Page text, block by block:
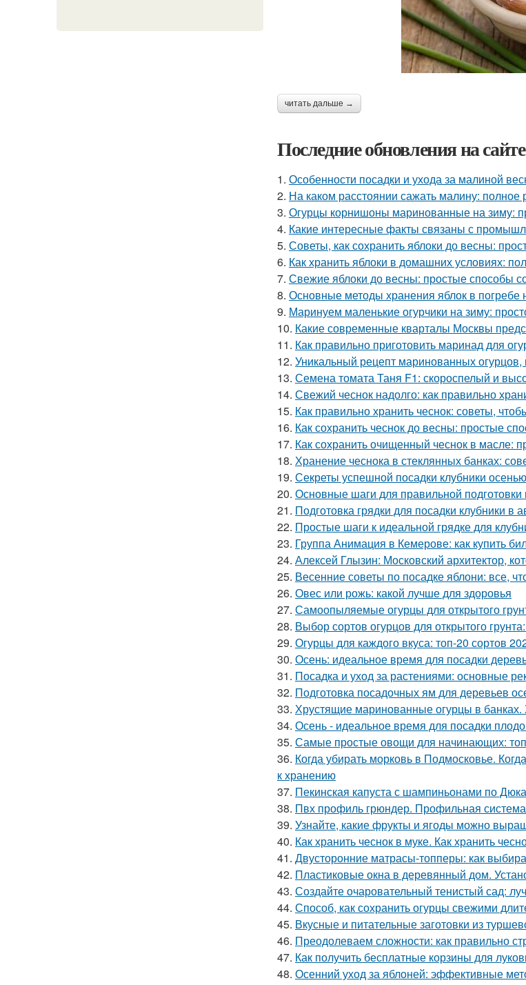
читать дальше →
Последние обновления на
1. Особенности посадки и ухода за малиной
2. На каком расстоянии сажать малину: полное
3. Огурцы корнишоны маринованные на зиму:
4. Какие интересные факты связаны с
5. Советы, как сохранить яблоки до весны:
6. Как хранить яблоки в домашних условиях:
7. Свежие яблоки до весны: простые способы
8. Основные методы хранения яблок в погребе
9. Маринуем маленькие огурчики на зиму:
10. Какие современные кварталы Москвы
11. Как правильно приготовить маринад для
12. Уникальный рецепт маринованных
13. Семена томата Таня F1: скороспелый и
14. Свежий чеснок надолго: как правильно
15. Как правильно хранить чеснок: советы,
16. Как сохранить чеснок до весны: простые
17. Как сохранить очищенный чеснок в масле:
18. Хранение чеснока в стеклянных банках:
19. Секреты успешной посадки клубники
20. Основные шаги для правильной подготовки
21. Подготовка грядки для посадки клубники в
22. Простые шаги к идеальной грядке для
23. Группа Анимация в Кемерове: как купить
24. Алексей Глызин: Московский архитектор,
25. Весенние советы по посадке яблони: все,
26. Овес или рожь: какой лучше для здоровья
27. Самоопыляемые огурцы для открытого
28. Выбор сортов огурцов для открытого
29. Огурцы для каждого вкуса: топ-20 сортов
30. Осень: идеальное время для посадки
31. Посадка и уход за растениями: основные
32. Подготовка посадочных ям для деревьев
33. Хрустящие маринованные огурцы в
34. Осень - идеальное время для посадки
35. Самые простые овощи для начинающих:
36. Когда убирать морковь в Подмосковье.
к хранению
37. Пекинская капуста с шампиньонами по
38. Пвх профиль грюндер. Профильная
39. Узнайте, какие фрукты и ягоды можно
40. Как хранить чеснок в муке. Как хранить
41. Двусторонние матрасы-топперы: как
42. Пластиковые окна в деревянный дом.
43. Создайте очаровательный тенистый сад:
44. Способ, как сохранить огурцы свежими
45. Вкусные и питательные заготовки из
46. Преодолеваем сложности: как правильно
47. Как получить бесплатные корзины для
48. Осенний уход за яблоней: эффективные